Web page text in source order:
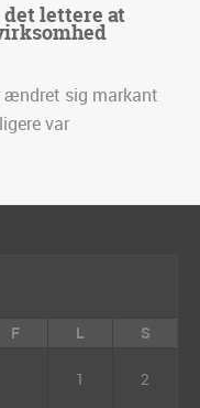
det lettere at
ændret sig markant
var
F L S
1 2